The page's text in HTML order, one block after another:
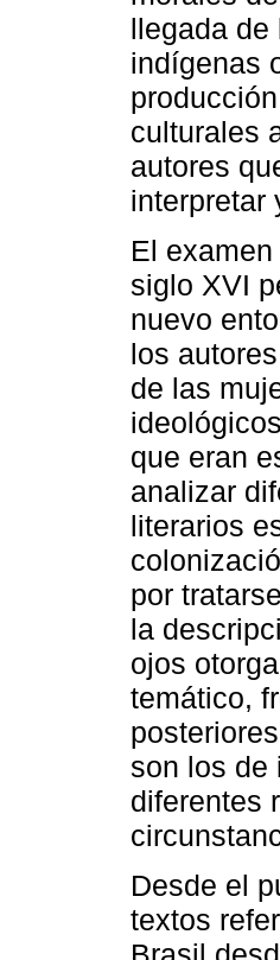
llegada de
indígenas
culturales
autores
interpretar
El
siglo XVI
nuevo
los
de las
que eran
analizar
literarios
por
la
ojos
temático,
son los de
diferentes
Desde el
textos